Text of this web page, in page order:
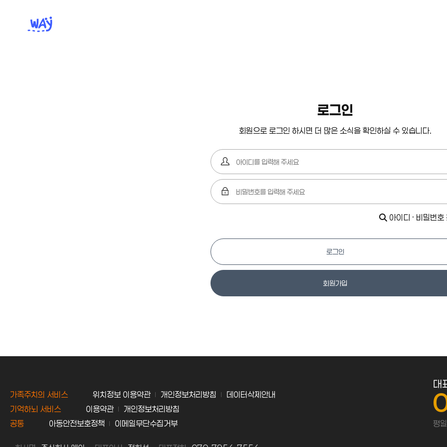
로그인
회원으로 로그인 하시면 더 많은 소식을 확인하실 수 있습니다.
아이디 · 비밀번호
로그인
회원가입
가족주치의 서비스 위치정보 이용약관 개인정보처리방침
데이터삭제안내
기억하뇌 서비스
이용약관
개인정보처리방침
공통
아동안전보호정책 이메일무단수집거부
대
평